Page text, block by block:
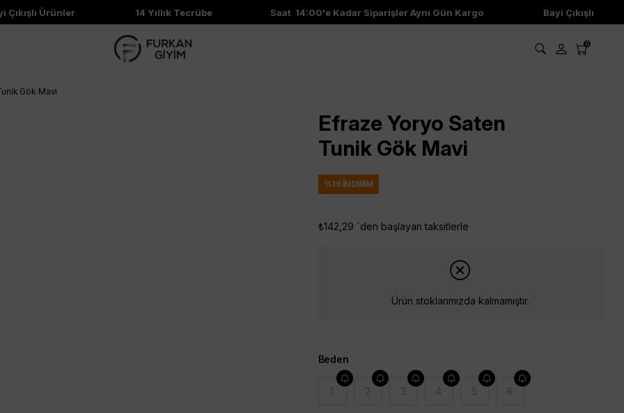
Ürünler 14 Yıllık Tecrübe Saat 14:00'e Kadar Siparişler Aynı Gün Kargo Bayi Çıkışlı Ürünler
0
Gök Mavi
Efraze Yoryo Saten
Tunik Gök Mavi
%19 İNDIRIM
₺142,29 `den başlayan taksitlerle
Ürün stoklarımızda kalmamıştır.
Beden
1 2 3 4 5 6